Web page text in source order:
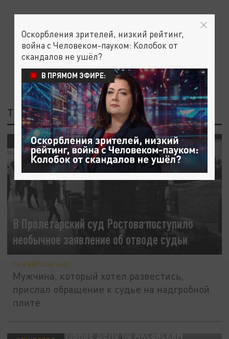
ТЕГ: ПРОЛЕТАРСКИЙ СУД
В Пролетарский суд Ростова поступило
необычное заявление об отводе судьи
ОБЩЕСТВО
16 ФЕВРАЛЯ 16:01
Мужчина, который хотел развестись,
прислал обращение к судье на надгробной
плите.
Первое уголовное дело по Аксайским
Оскорбления зрителей, низкий рейтинг,
война с Человеком-пауком: Колобок от
скандалов не ушёл?
В ПРЯМОМ ЭФИРЕ: